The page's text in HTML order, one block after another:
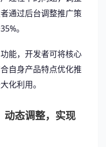
通过后台调整推广策
。
能，开发者可将核心
自身产品特点优化推
化利用。
动态调整，实现